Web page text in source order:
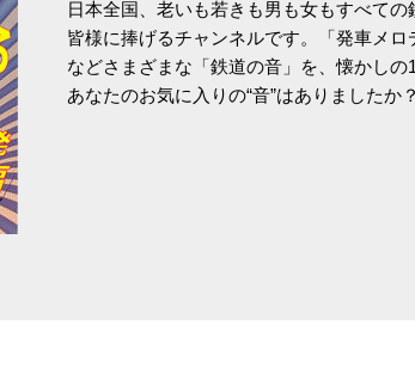
日本全国、老いも若きも男も女もすべて
皆様に捧げるチャンネルです。「発車メロ
などさまざまな「鉄道の音」を、懐かしの
あなたのお気に入りの“音”はありましたか？